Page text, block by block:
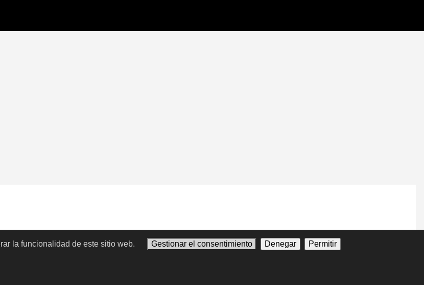
la funcionalidad de este sitio web. Gestionar el consentimiento Denegar Permitir